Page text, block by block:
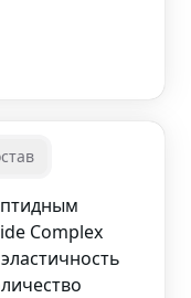
Complex